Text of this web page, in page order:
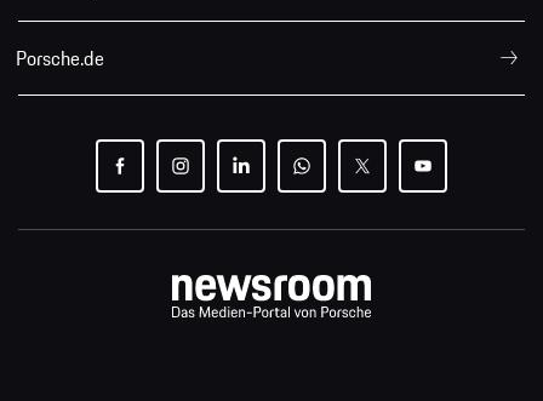
Porsche.de